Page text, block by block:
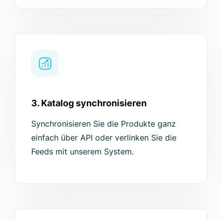
3. Katalog synchronisieren
Synchronisieren Sie die Produkte ganz
einfach über API oder verlinken Sie die
Feeds mit unserem System.